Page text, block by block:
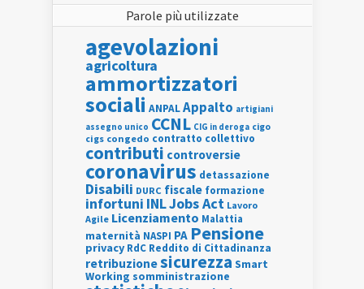
Parole più utilizzate
agevolazioni
agricoltura
ammortizzatori
sociali ANPALAppalto artigiani
assegno unico CCNL CIG in deroga cigo
cigs congedo contratto collettivo
contributi controversie
coronavirus detassazione
Disabili DURC fiscale formazione
infortuni INLJobs Act Lavoro
Agile Licenziamento Malattia
maternità NASPI PA Pensione
privacy RdC Reddito di Cittadinanza
retribuzionesicurezza Smart
Working somministrazione